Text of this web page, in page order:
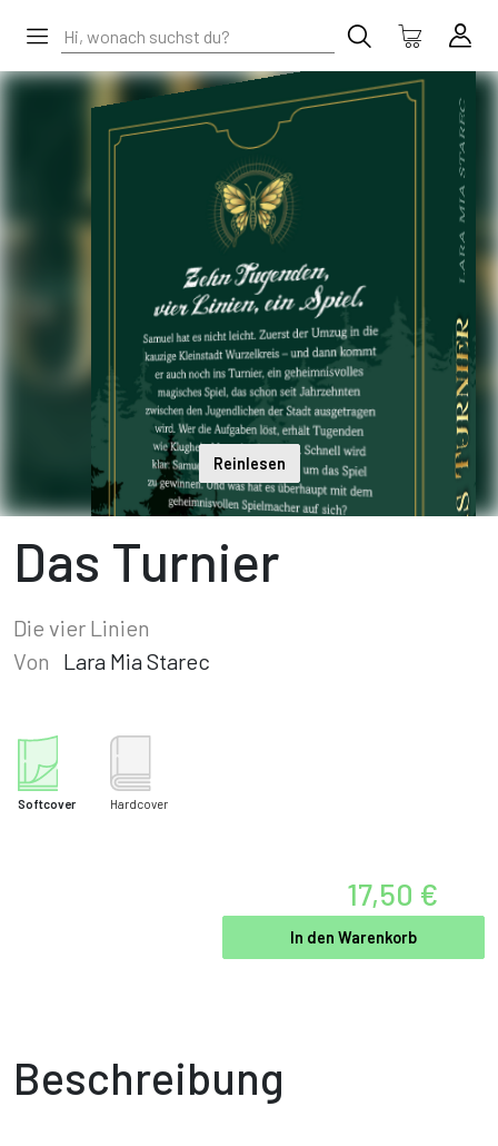
Reinlesen
Das Turnier
Die vier Linien
Von
Lara Mia Starec
Softcover Hardcover
17,50 €
In den Warenkorb
Beschreibung